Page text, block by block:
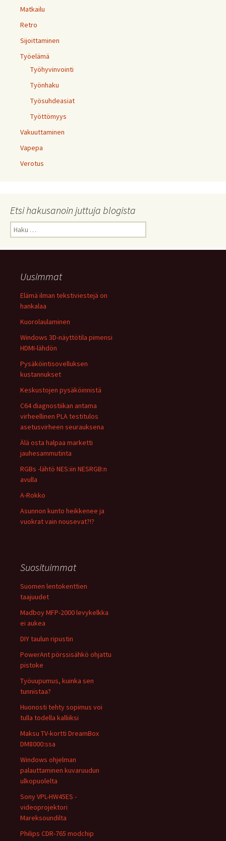
Matkailu
Retro
Sijoittaminen
Työelämä
Työhyvinvointi
Työnhaku
Työsuhdeasiat
Työttömyys
Vakuuttaminen
Vapepa
Verotus
Etsi hakusanoin juttuja blogista
Haku:
Uusimmat
Elämä ilman tekstiviestejä on
hankalaa
Kuorolaulaminen
Windows 3D-näyttötila pimensi
HDMI-lähdön
Pysäköintisovelluksen
kustannukset
Keskustojen pysäköinnistä
C64 diagnostiikan antama
virheellinen PLA testitulos
asetusvirheen seurauksena
Älä osta halpaa marketti
jauhesammutinta
RGBs -lähtö NES:iin NESRGB:n
avulla
A-Rokko
Asunnon kunto heikkenee ja
vuokrat vain nousevat?!?
Suosituimmat
Suomen lentokenttien
taajuudet
Madboy MFP-2000 levykelkka
ei aukea
DIY taulun ripustin
PowerAnt pörssisähkö ohjattu
pistoke
Työuupumus, kuinka sen
tunnistaa?
Huonosti tehty sopimus voi
tulla todella kalliiksi
Maksu TV-kortti DreamBox
DM8000:ssa
Windows ohjelman
palauttaminen kuvaruudun
ulkopuolelta
Sony VPL-HW45ES -
videoprojektori
Mareksoundilta
Philips CDR-765 modchip